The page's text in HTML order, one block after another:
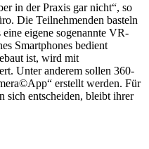
in der Praxis gar nicht“, so
Die Teilnehmenden basteln
eigene sogenannte VR-
Smartphones bedient
ist, wird mit
Unter anderem sollen 360-
erstellt werden. Für
sich entscheiden, bleibt ihrer